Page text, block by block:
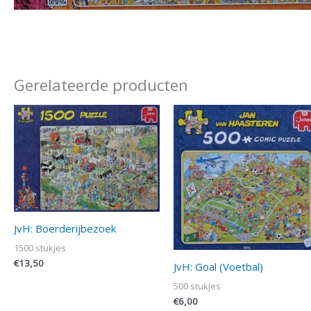
Gerelateerde producten
JvH: Boerderijbezoek
1500 stukjes
€13,50 JvH: Goal (Voetbal)
500 stukjes
€6,00